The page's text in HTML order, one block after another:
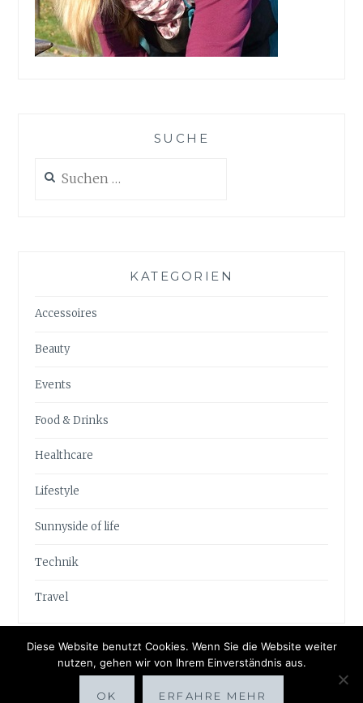
SUCHE
nach:
KATEGORIEN
Accessoires
Beauty
Events
Food & Drinks
Healthcare
Lifestyle
Sunnyside of life
Technik
Travel
Diese Website benutzt Cookies. Wenn Sie die Website weiter
nutzen, gehen wir von Ihrem Einverständnis aus.
OK ERFAHRE MEHR